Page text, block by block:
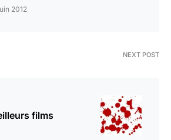
2012
NEXT POST
films